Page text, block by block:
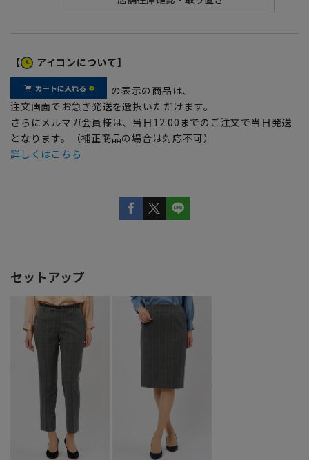
【 アイコンについて】
の表示の商品は、
注文画面でお急ぎ発送を選択いただけます。
さらにメルマガ会員様は、当日12:00までのご注文で当日発送
となります。（補正商品の場合は対応不可）
詳しくはこちら